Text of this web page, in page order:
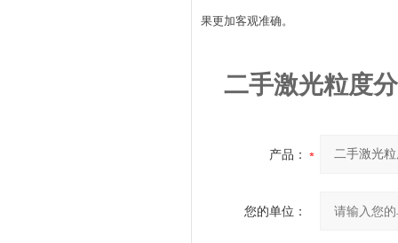
果更加客观准确。
二手激光粒度
产品：
您的单位：